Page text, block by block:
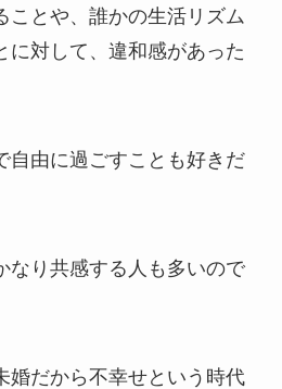
ことや、誰かの生活リズム
に対して、違和感があった
自由に過ごすことも好きだ
なり共感する人も多いので
婚だから不幸せという時代